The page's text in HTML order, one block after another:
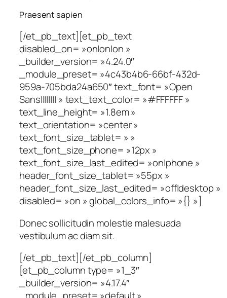
Praesent sapien
[/et_pb_text][et_pb_text
disabled_on= »on|on|on »
_builder_version= »4.24.0″
_module_preset= »4c43b4b6-66bf-432d-
959a-705bda24a650″ text_font= »Open
Sans|||||||| » text_text_color= »#FFFFFF »
text_line_height= »1.8em »
text_orientation= »center »
text_font_size_tablet= » »
text_font_size_phone= »12px »
text_font_size_last_edited= »on|phone »
header_font_size_tablet= »55px »
header_font_size_last_edited= »off|desktop »
disabled= »on » global_colors_info= »{} »]
Donec sollicitudin molestie malesuada
vestibulum ac diam sit.
[/et_pb_text][/et_pb_column]
[et_pb_column type= »1_3″
_builder_version= »4.17.4″